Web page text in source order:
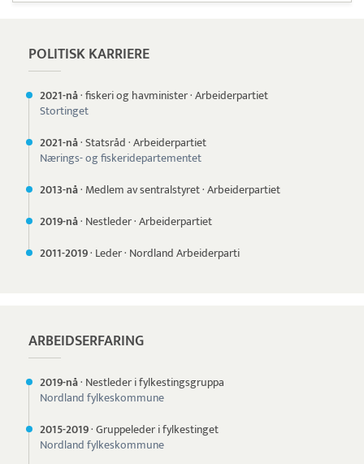
POLITISK KARRIERE
2021-nå·fiskeri og havminister·Arbeiderpartiet
Stortinget
2021-nå·Statsråd·Arbeiderpartiet
Nærings- og fiskeridepartementet
2013-nå· Medlem av sentralstyret·Arbeiderpartiet
2019-nå· Nestleder·Arbeiderpartiet
2011-2019· Leder· Nordland Arbeiderparti
ARBEIDSERFARING
2019-nå· Nestleder i fylkestingsgruppa
Nordland fylkeskommune
2015-2019·Gruppeleder i fylkestinget
Nordland fylkeskommune